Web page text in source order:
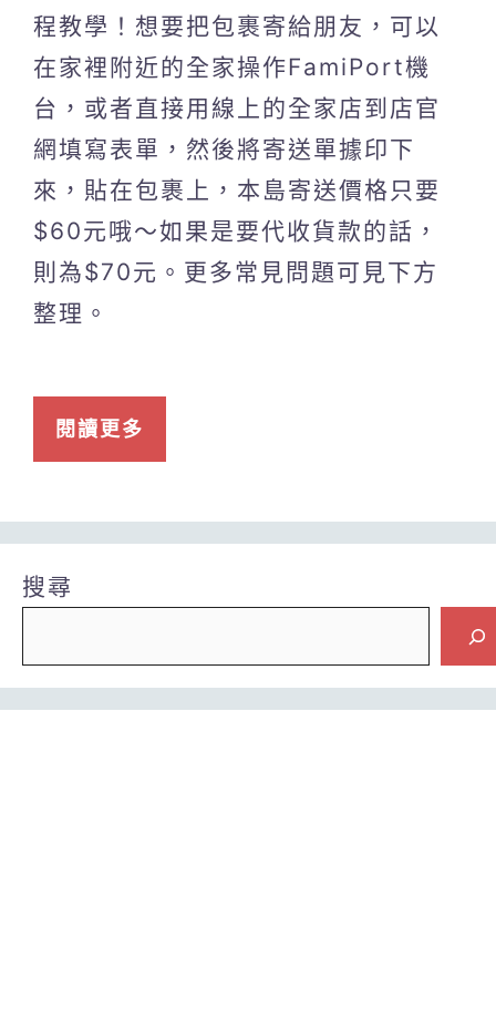
程教學！想要把包裹寄給朋友，可以
在家裡附近的全家操作FamiPort機
台，或者直接用線上的全家店到店官
網填寫表單，然後將寄送單據印下
來，貼在包裹上，本島寄送價格只要
$60元哦～如果是要代收貨款的話，
則為$70元。更多常見問題可見下方
整理。
閱讀更多
搜尋